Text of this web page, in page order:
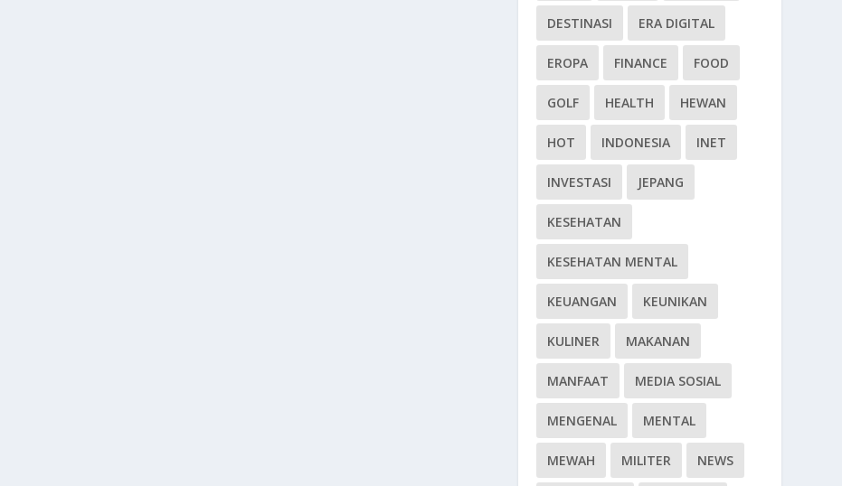
DESTINASI ERA DIGITAL
EROPA FINANCE FOOD
GOLF HEALTH HEWAN
HOT INDONESIA INET
INVESTASI JEPANG
KESEHATAN
KESEHATAN MENTAL
KEUANGAN KEUNIKAN
KULINER MAKANAN
MANFAAT MEDIA SOSIAL
MENGENAL MENTAL
MEWAH MILITER NEWS